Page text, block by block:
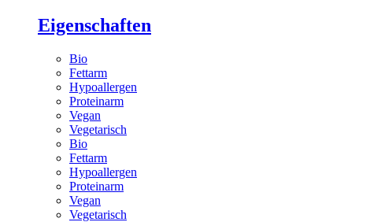
Eigenschaften
Bio
Fettarm
Hypoallergen
Proteinarm
Vegan
Vegetarisch
Bio
Fettarm
Hypoallergen
Proteinarm
Vegan
Vegetarisch